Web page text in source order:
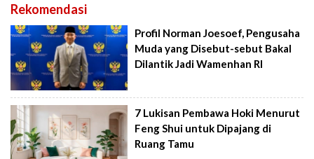
Rekomendasi
Profil Norman Joesoef, Pengusaha
Muda yang Disebut-sebut Bakal
Dilantik Jadi Wamenhan RI
7 Lukisan Pembawa Hoki Menurut
Feng Shui untuk Dipajang di
Ruang Tamu